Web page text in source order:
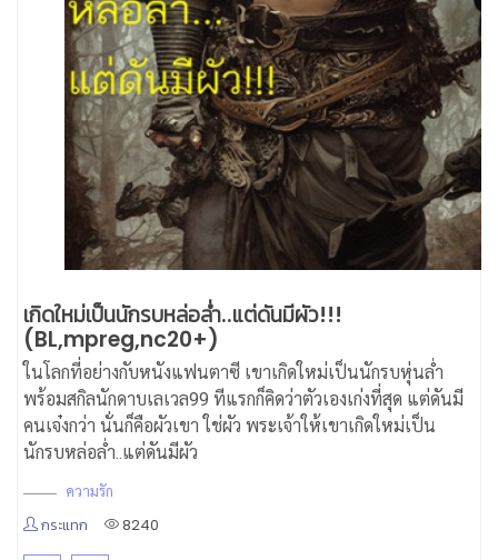
เกิดใหม่เป็นนักรบหล่อล่ำ..แต่ดันมีผัว!!!
(BL,mpreg,nc20+)
ในโลกที่อย่างกับหนังแฟนตาซี เขาเกิดใหม่เป็นนักรบหุ่นล่ำ
พร้อมสกิลนักดาบเลเวล99 ทีแรกก็คิดว่าตัวเองเก่งที่สุด แต่ดันมี
คนเจ๋งกว่า นั่นก็คือผัวเขา ใช่ผัว พระเจ้าให้เขาเกิดใหม่เป็น
นักรบหล่อล่ำ..แต่ดันมีผัว
ความรัก
กระแทก 8240